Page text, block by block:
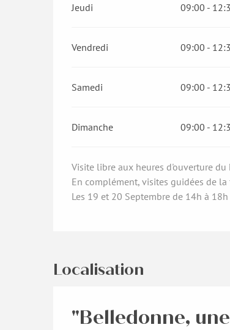
Jeudi 09:00 -
Vendredi 09:00 -
Samedi 09:00 -
Dimanche 09:00 -
Visite libre aux heures d'ouverture du
En complément, visites guidées de
Les 19 et 20 Septembre de 14h à
Localisation
"Belledonne,